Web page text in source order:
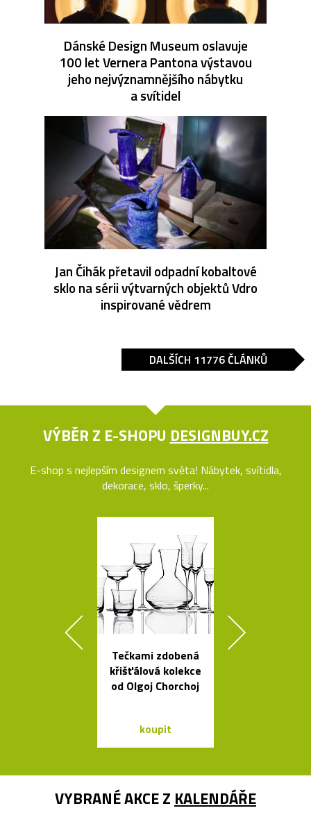
Dánské Design Museum oslavuje
100 let Vernera Pantona výstavou
jeho nejvýznamnějšího nábytku
a svítidel
Jan Čihák přetavil odpadní kobaltové
sklo na sérii výtvarných objektů Vdro
inspirované vědrem
DALŠÍCH 11776 ČLÁNKŮ
VÝBĚR Z E-SHOPU DESIGNBUY.CZ
E-shop s nejlepším designem světa! Nábytek, svítidla,
dekorace, sklo, šperky...
Tečkami zdobená
křišťálová kolekce
od Olgoj Chorchoj
koupit
VYBRANÉ AKCE Z KALENDÁŘE